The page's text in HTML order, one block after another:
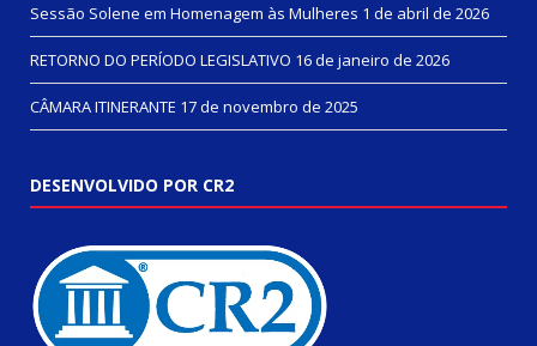
Sessão Solene em Homenagem às Mulheres 1 de abril de 2026
RETORNO DO PERÍODO LEGISLATIVO 16 de janeiro de 2026
CÂMARA ITINERANTE 17 de novembro de 2025
DESENVOLVIDO POR CR2